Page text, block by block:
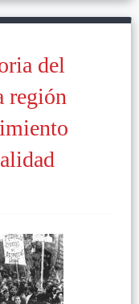
del
región